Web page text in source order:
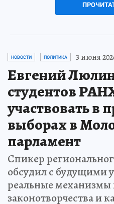
НОВОСТИ ПОЛИТИКА 3 июня
Евгений
студентов
участвовать в
выборах в
парламент
Спикер
обсудил с будущими
реальные
законотворчества и